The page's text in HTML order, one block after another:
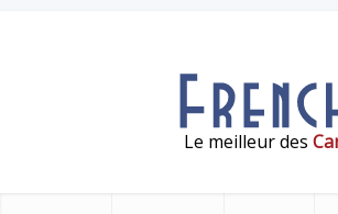
Le meilleur des